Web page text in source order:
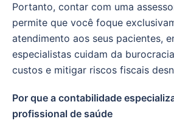
Portanto, contar com uma
permite que você foque
atendimento aos seus pacientes,
especialistas cuidam da
custos e mitigar riscos fiscais
Por que a contabilidade
profissional de saúde